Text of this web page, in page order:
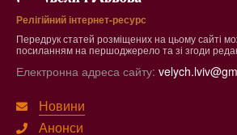
Релігійний інтернет-ресурс
Передрук статей розміщених на цьому сайті
посиланням на першоджерело та зі згоди
Електронна адреса сайту:
Новини
Анонси